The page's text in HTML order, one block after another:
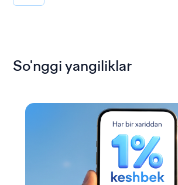
So'nggi yangiliklar